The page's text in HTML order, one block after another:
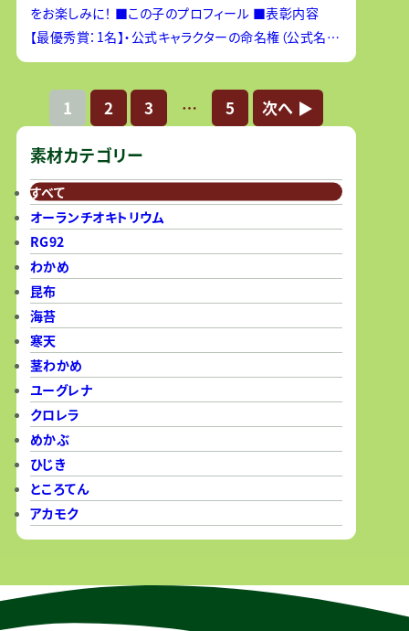
をお楽しみに！ ■この子のプロフィール ■表彰内容
【最優秀賞：1名】・公式キャラクターの命名権（公式名と
して採用）・藻活商品詰め合わせスペシャルセ
1 2 3 … 5 次へ ▶︎
素材カテゴリー
すべて
オーランチオキトリウム
RG92
わかめ
昆布
海苔
寒天
茎わかめ
ユーグレナ
クロレラ
めかぶ
ひじき
ところてん
アカモク